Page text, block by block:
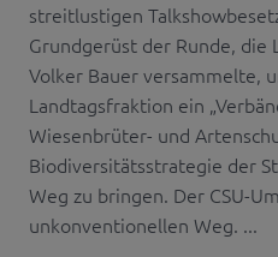
streitlustigen
Grundgerüst der Runde, die
Volker Bauer versammelte,
Landtagsfraktion ein
Wiesenbrüter- und
Biodiversitätsstrategie der
Weg zu bringen. Der CSU-
unkonventionellen Weg. ...